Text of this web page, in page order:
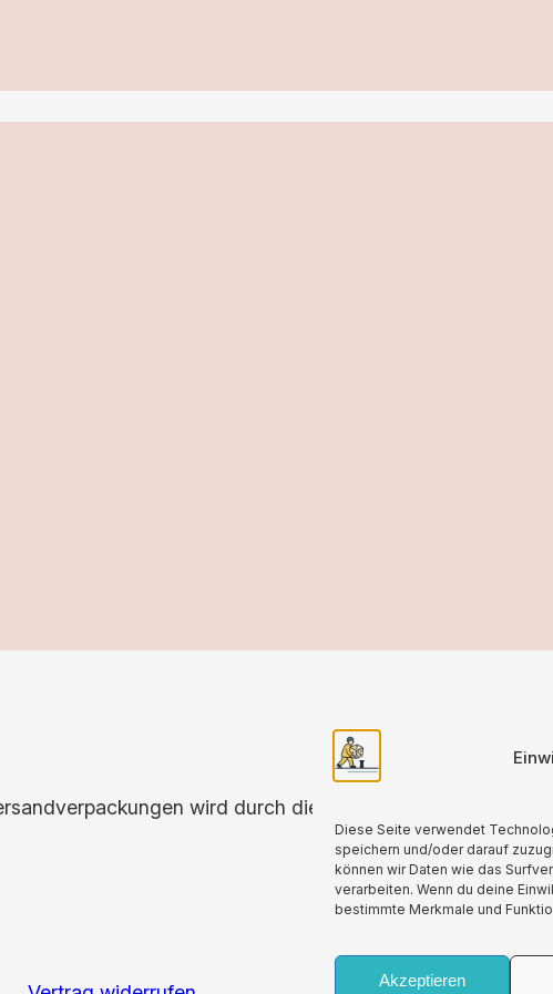
Diese Seite verwendet
speichern und/oder darauf
können wir Daten wie das
verarbeiten. Wenn du deine
bestimmte Merkmale und
Akzeptieren
wird durch die Partnerschaft mit